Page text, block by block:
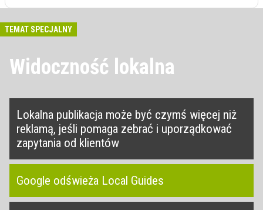
TEMAT SPECJALNY
Widoczność lokalna
Lokalna publikacja może być czymś więcej niż
reklamą, jeśli pomaga zebrać i uporządkować
zapytania od klientów
Google odświeża Local Guides